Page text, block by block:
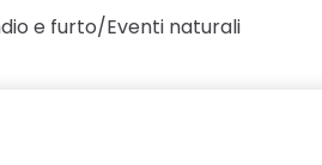
e furto/Eventi naturali